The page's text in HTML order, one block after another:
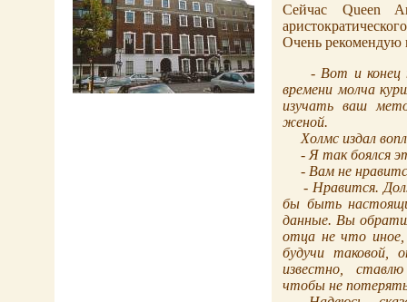
Сейчас Queen
Очень рекомендую
- Вот и конец
времени молча
изучать ваш
женой.
Холмс издал
- Я так боялся
- Вам не
- Нравится.
бы быть
данные. Вы
отца не что иное,
будучи таковой,
известно,
ставлю
чтобы не